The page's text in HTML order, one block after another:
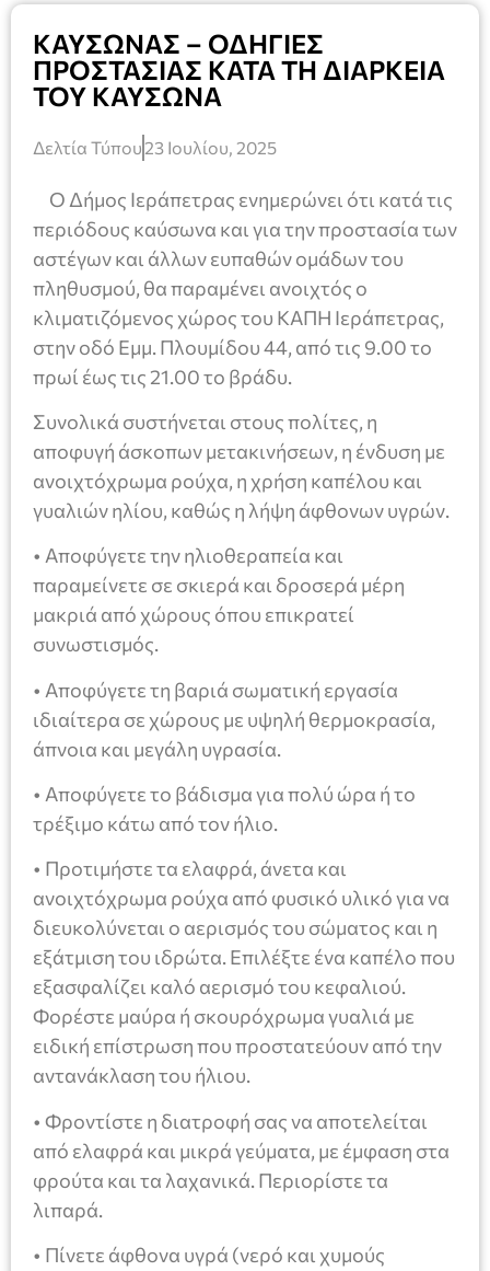
ΚΑΥΣΩΝΑΣ – ΟΔΗΓΙΕΣ
ΠΡΟΣΤΑΣΙΑΣ ΚΑΤΑ ΤΗ ΔΙΑΡΚΕΙΑ
ΤΟΥ ΚΑΥΣΩΝΑ
Δελτία Τύπου 23 Ιουλίου, 2025
Ο Δήμος Ιεράπετρας ενημερώνει ότι κατά τις
περιόδους καύσωνα και για την προστασία των
αστέγων και άλλων ευπαθών ομάδων του
πληθυσμού, θα παραμένει ανοιχτός ο
κλιματιζόμενος χώρος του ΚΑΠΗ Ιεράπετρας,
στην οδό Εμμ. Πλουμίδου 44, από τις 9.00 το
πρωί έως τις 21.00 το βράδυ.
Συνολικά συστήνεται στους πολίτες, η
αποφυγή άσκοπων μετακινήσεων, η ένδυση με
ανοιχτόχρωμα ρούχα, η χρήση καπέλου και
γυαλιών ηλίου, καθώς η λήψη άφθονων υγρών.
• Αποφύγετε την ηλιοθεραπεία και
παραμείνετε σε σκιερά και δροσερά μέρη
μακριά από χώρους όπου επικρατεί
συνωστισμός.
• Αποφύγετε τη βαριά σωματική εργασία
ιδιαίτερα σε χώρους με υψηλή θερμοκρασία,
άπνοια και μεγάλη υγρασία.
• Αποφύγετε το βάδισμα για πολύ ώρα ή το
τρέξιμο κάτω από τον ήλιο.
• Προτιμήστε τα ελαφρά, άνετα και
ανοιχτόχρωμα ρούχα από φυσικό υλικό για να
διευκολύνεται ο αερισμός του σώματος και η
εξάτμιση του ιδρώτα. Επιλέξτε ένα καπέλο που
εξασφαλίζει καλό αερισμό του κεφαλιού.
Φορέστε μαύρα ή σκουρόχρωμα γυαλιά με
ειδική επίστρωση που προστατεύουν από την
αντανάκλαση του ήλιου.
• Φροντίστε η διατροφή σας να αποτελείται
από ελαφρά και μικρά γεύματα, με έμφαση στα
φρούτα και τα λαχανικά. Περιορίστε τα
λιπαρά.
• Πίνετε άφθονα υγρά (νερό και χυμούς